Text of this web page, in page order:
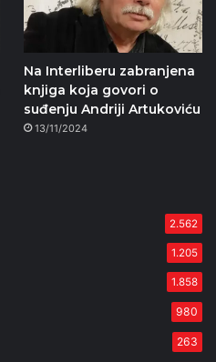
Na Interliberu zabranjena
knjiga koja govori o
suđenju Andriji Artukoviću
13/11/2024
2.562
1.205
1.858
980
263